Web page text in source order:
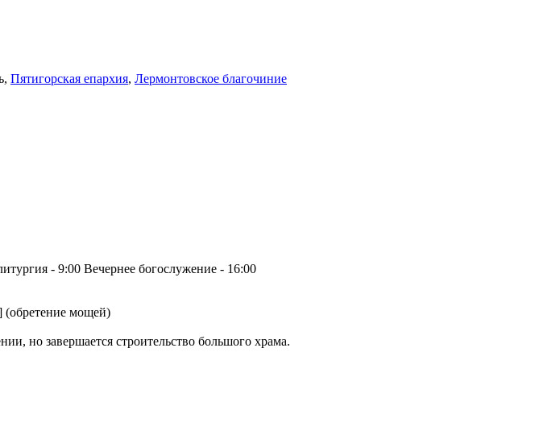
Пятигорская епархия, Лермонтовское благочиние
- 9:00 Вечернее богослужение - 16:00
(обретение мощей)
но завершается строительство большого храма.